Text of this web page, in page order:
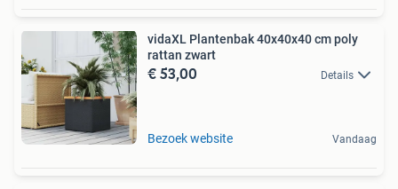
vidaXL Plantenbak 40x40x40 cm poly
rattan zwart
€ 53,00 Details
Bezoek website Vandaag